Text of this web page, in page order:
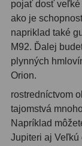
Astro
Redukcia 1,25"
Okulárové
Hľadáčiky
Binohlavy3
Kolimátory
pojať dosť veľké
ako je
napriklad také
M92. Ďalej
plynných
Orion.
rostredníctvom
tajomstvá
Napríklad
Jupiteri aj Veľkú